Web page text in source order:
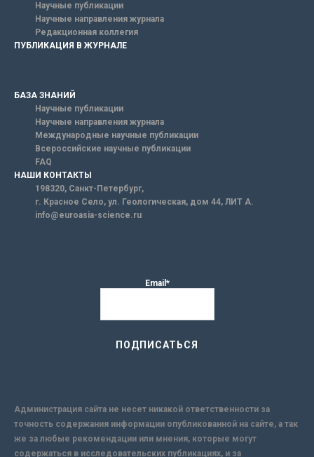
Научные публикации
Научные направления журнала
Редакционная коллегия
ПУБЛИКАЦИЯ В ЖУРНАЛЕ
БАЗА ЗНАНИЙ
Научные публикации
Научные направления журнала
Международные научные публикации
Всероссийские научные публикации
FAQ
НАШИ КОНТАКТЫ
198320, Санкт-Петербург,
г. Красное Село, ул. Геологическая, дом 44, ЛИТ А.
info@euroasia-science.ru
Email*
Администрация сайта не несет никакой ответственности за
точность содержания информации опубликованной на сайте, а так
же за любые рекомендации или мнения, которые могут
содержаться в исследовательских публикациях, и за